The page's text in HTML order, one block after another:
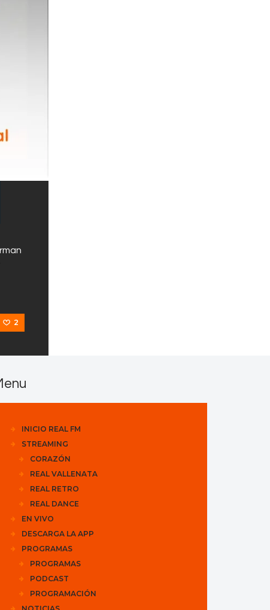
2
INICIO REAL FM
STREAMING
CORAZÓN
REAL VALLENATA
REAL RETRO
REAL DANCE
EN VIVO
DESCARGA LA APP
PROGRAMAS
PROGRAMAS
PODCAST
PROGRAMACIÓN